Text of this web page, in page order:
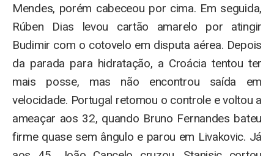
Mendes, porém cabeceou por cima. Em seguida,
Rúben Dias levou cartão amarelo por atingir
Budimir com o cotovelo em disputa aérea. Depois
da parada para hidratação, a Croácia tentou ter
mais posse, mas não encontrou saída em
velocidade. Portugal retomou o controle e voltou a
ameaçar aos 32, quando Bruno Fernandes bateu
firme quase sem ângulo e parou em Livakovic. Já